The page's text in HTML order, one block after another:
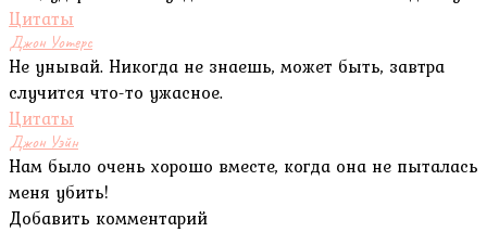
Цитаты
Джон Уотерс
Не унывай. Никогда не знаешь, может быть, завтра
случится что-то ужасное.
Цитаты
Джон Уэйн
Нам было очень хорошо вместе, когда она не пыталась
меня убить!
Добавить комментарий